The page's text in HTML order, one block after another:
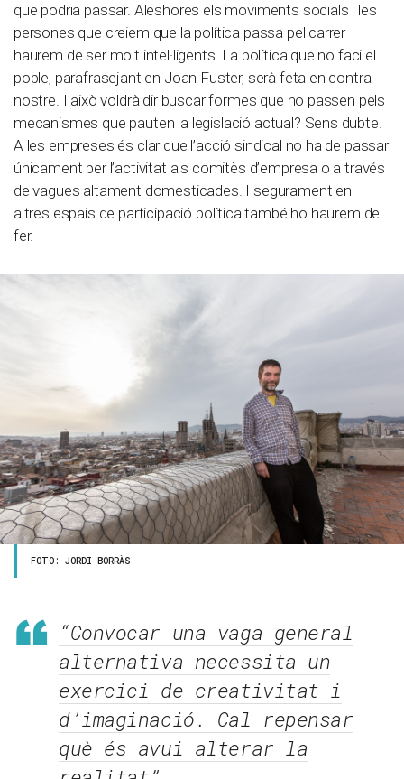
que podria passar. Aleshores els moviments socials i les
persones que creiem que la política passa pel carrer
haurem de ser molt intel·ligents. La política que no faci el
poble, parafrasejant en Joan Fuster, serà feta en contra
nostre. I això voldrà dir buscar formes que no passen pels
mecanismes que pauten la legislació actual? Sens dubte.
A les empreses és clar que l’acció sindical no ha de passar
únicament per l’activitat als comitès d’empresa o a través
de vagues altament domesticades. I segurament en
altres espais de participació política també ho haurem de
fer.
FOTO: JORDI BORRÀS
“Convocar una vaga general
alternativa necessita un
exercici de creativitat i
d’imaginació. Cal repensar
què és avui alterar la